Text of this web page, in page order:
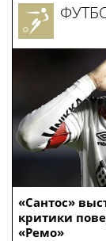
«Сантос»
критики
«Ремо»